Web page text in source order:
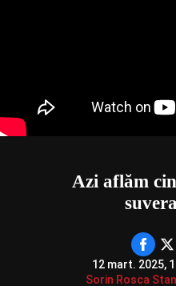
Azi aflăm
12 mart. 2025,
Sorin Rosca